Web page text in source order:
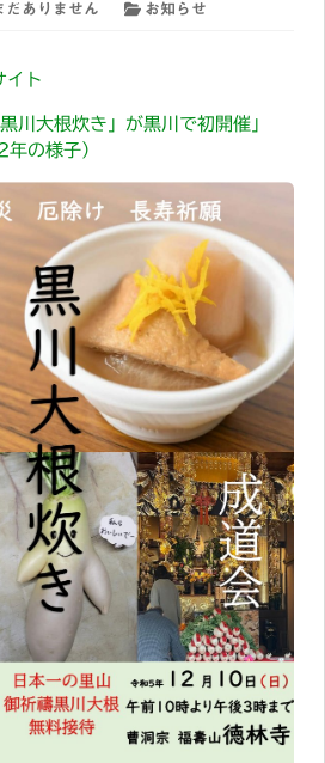
だありません
お知らせ
イト
川大根炊き」が黒川で初開催」
の様子）